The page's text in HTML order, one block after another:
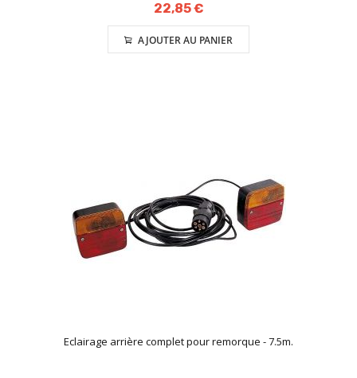
22,85 €
AJOUTER AU PANIER
Eclairage arrière complet pour remorque - 7.5m.